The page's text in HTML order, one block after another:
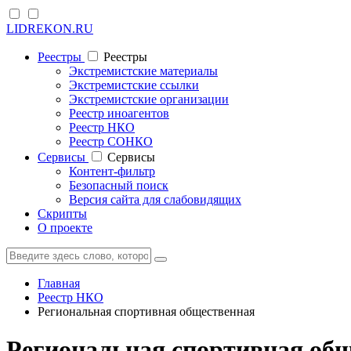
LIDREKON.RU
Реестры
Реестры
Экстремистские материалы
Экстремистские ссылки
Экстремистские организации
Реестр иноагентов
Реестр НКО
Реестр СОНКО
Cервисы
Cервисы
Контент-фильтр
Безопасный поиск
Версия сайта для слабовидящих
Скрипты
О проекте
Главная
Реестр НКО
Региональная спортивная общественная